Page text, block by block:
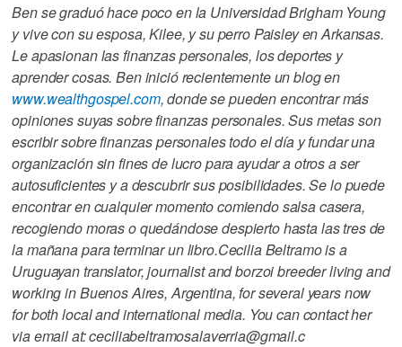
Ben se graduó hace poco en la Universidad Brigham Young
y vive con su esposa, Kilee, y su perro Paisley en Arkansas.
Le apasionan las finanzas personales, los deportes y
aprender cosas. Ben inició recientemente un blog en
www.wealthgospel.com, donde se pueden encontrar más
opiniones suyas sobre finanzas personales. Sus metas son
escribir sobre finanzas personales todo el día y fundar una
organización sin fines de lucro para ayudar a otros a ser
autosuficientes y a descubrir sus posibilidades. Se lo puede
encontrar en cualquier momento comiendo salsa casera,
recogiendo moras o quedándose despierto hasta las tres de
la mañana para terminar un libro.Cecilia Beltramo is a
Uruguayan translator, journalist and borzoi breeder living and
working in Buenos Aires, Argentina, for several years now
for both local and international media. You can contact her
via email at: ceciliabeltramosalaverria@gmail.c